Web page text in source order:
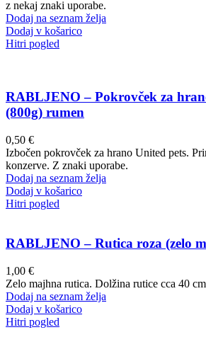
z nekaj znaki uporabe.
Dodaj na seznam želja
Dodaj v košarico
Hitri pogled
RABLJENO – Pokrovček za
(800g) rumen
0,50 €
Izbočen pokrovček za hrano United pets.
konzerve. Z znaki uporabe.
Dodaj na seznam želja
Dodaj v košarico
Hitri pogled
RABLJENO – Rutica roza (zelo
1,00 €
Zelo majhna rutica. Dolžina rutice cca 40
Dodaj na seznam želja
Dodaj v košarico
Hitri pogled